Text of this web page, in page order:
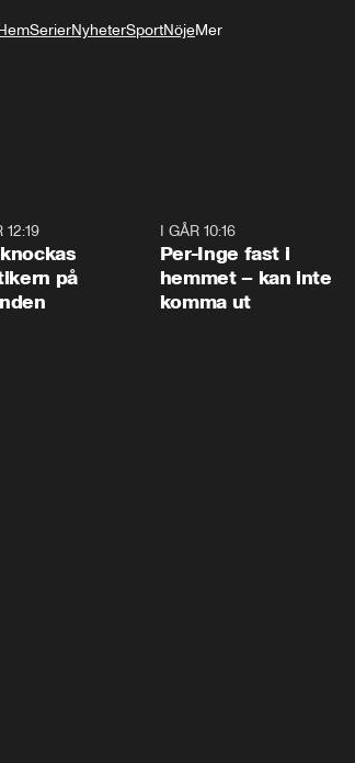
SerierNyheterSportNöjeMer
12:19
på
I GÅR 10:16
Per-Inge fast i
hemmet – kan inte
komma ut